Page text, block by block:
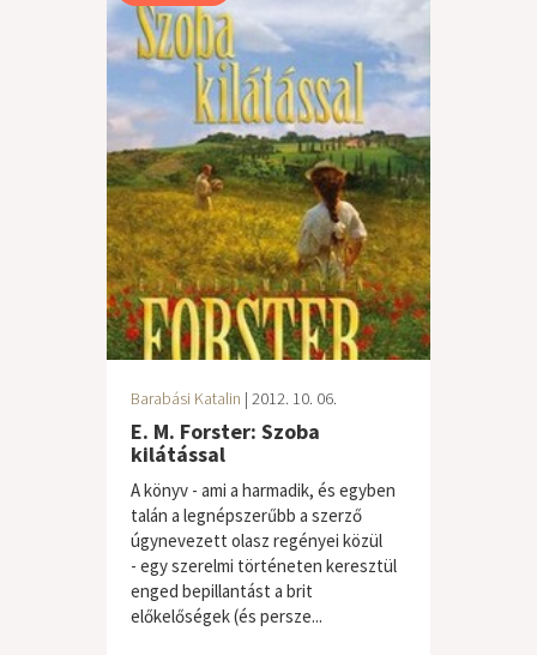
Barabási Katalin | 2012. 10. 06.
E. M. Forster: Szoba
kilátással
A könyv - ami a harmadik, és egyben
talán a legnépszerűbb a szerző
úgynevezett olasz regényei közül
- egy szerelmi történeten keresztül
enged bepillantást a brit
előkelőségek (és persze...